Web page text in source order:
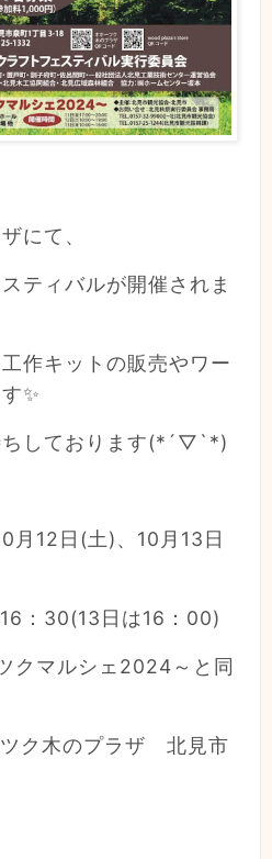
にて、
ティバルが開催されま
作キットの販売やワー
✨
ちしております(*´▽`*)
月12日(土)、10月13日
日は16：00)
クマルシェ2024～と同
ク木のプラザ 北見市